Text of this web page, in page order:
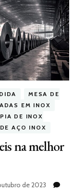
MESA DE
EM INOX
PIA DE INOX
AÇO INOX
na melhor
de 2023